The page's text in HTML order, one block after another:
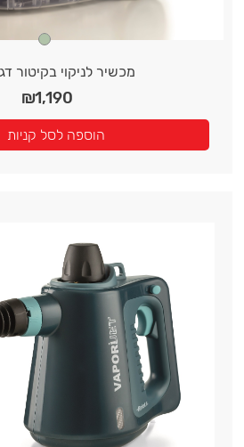
מכשיר לניקוי בקיטור דגם
₪1,190
הוספה לסל קניות